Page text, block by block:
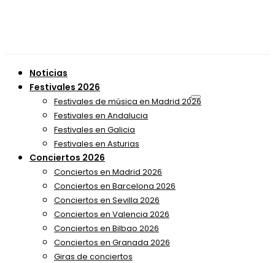
Noticias
Festivales 2026
Festivales de música en Madrid 2026
Festivales en Andalucia
Festivales en Galicia
Festivales en Asturias
Conciertos 2026
Conciertos en Madrid 2026
Conciertos en Barcelona 2026
Conciertos en Sevilla 2026
Conciertos en Valencia 2026
Conciertos en Bilbao 2026
Conciertos en Granada 2026
Giras de conciertos